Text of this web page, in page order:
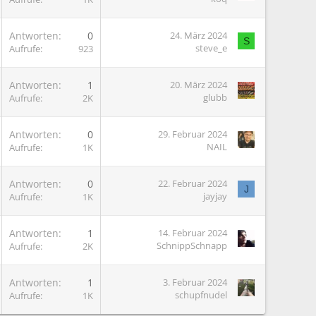
Antworten 0
Aufrufe 923
24. März 2024
steve_e
S
Antworten 1
Aufrufe 2K
20. März 2024
glubb
Antworten 0
Aufrufe 1K
29. Februar 2024
NAIL
Antworten 0
Aufrufe 1K
22. Februar 2024
jayjay
J
Antworten 1
Aufrufe 2K
14. Februar 2024
SchnippSchnapp
Antworten 1
Aufrufe 1K
3. Februar 2024
schupfnudel